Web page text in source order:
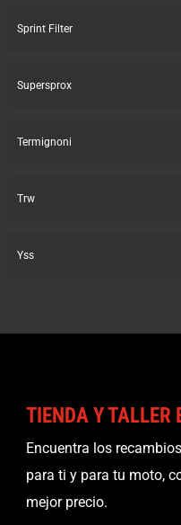
Sprint Filter
Supersprox
Termignoni
Trw
Yss
TIENDA Y TALLER
Encuentra los
para ti y para tu moto,
mejor precio.